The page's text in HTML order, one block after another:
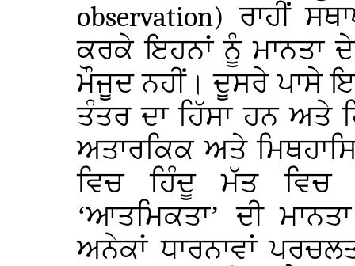
observation) ਰਾਹੀਂ
ਕਰਕੇ ਇਹਨਾਂ ਨੂੰ
ਮੌਜੂਦ ਨਹੀਂ। ਦੂਸਰੇ ਪਾਸੇ
ਤੰਤਰ ਦਾ ਹਿੱਸਾ ਹਨ ਅਤੇ
ਅਤਾਰਕਿਕ ਅਤੇ
ਵਿਚ ਹਿੰਦੂ ਮੱਤ ਵਿਚ
‘ਆਤਮਿਕਤਾ’ ਦੀ
ਅਨੇਕਾਂ ਧਾਰਨਾਵਾਂ